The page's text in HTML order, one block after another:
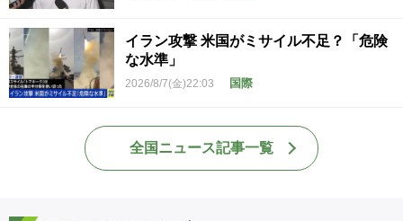
イラン攻撃 米国がミサイル不足？「危険
な水準」
2026/8/7(金)22:03 国際
全国ニュース記事一覧